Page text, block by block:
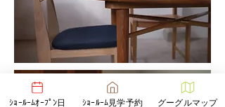
ｼｮｰﾙｰﾑｵｰﾌﾟﾝ日 ｼｮｰﾙｰﾑ見学予約 グーグルマップ